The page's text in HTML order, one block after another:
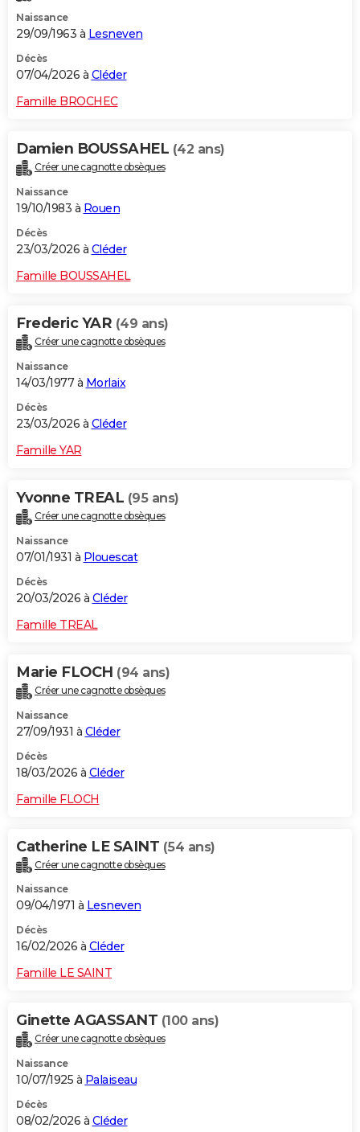
Naissance
29/09/1963 à Lesneven
Décès
07/04/2026 à Cléder
Famille BROCHEC
Damien BOUSSAHEL (42 ans)
Créer une cagnotte obsèques
Naissance
19/10/1983 à Rouen
Décès
23/03/2026 à Cléder
Famille BOUSSAHEL
Frederic YAR (49 ans)
Créer une cagnotte obsèques
Naissance
14/03/1977 à Morlaix
Décès
23/03/2026 à Cléder
Famille YAR
Yvonne TREAL (95 ans)
Créer une cagnotte obsèques
Naissance
07/01/1931 à Plouescat
Décès
20/03/2026 à Cléder
Famille TREAL
Marie FLOCH (94 ans)
Créer une cagnotte obsèques
Naissance
27/09/1931 à Cléder
Décès
18/03/2026 à Cléder
Famille FLOCH
Catherine LE SAINT (54 ans)
Créer une cagnotte obsèques
Naissance
09/04/1971 à Lesneven
Décès
16/02/2026 à Cléder
Famille LE SAINT
Ginette AGASSANT (100 ans)
Créer une cagnotte obsèques
Naissance
10/07/1925 à Palaiseau
Décès
08/02/2026 à Cléder